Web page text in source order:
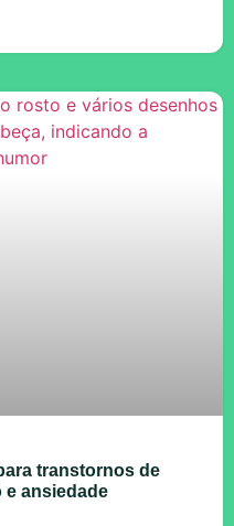
transtornos de
e ansiedade